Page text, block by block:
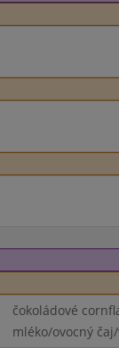
čokoládové
mléko/ovocný